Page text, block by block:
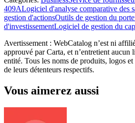
409ALogiciel d'analyse comparative des
gestion d'actionsOutils de gestion du
d'investissementLogiciel de gestion du
Avertissement : WebCatalog n’est ni
approuvé par Carta, et n’entretient aucun
entité. Tous les noms de produits, logos
de leurs détenteurs respectifs.
Vous aimerez aussi